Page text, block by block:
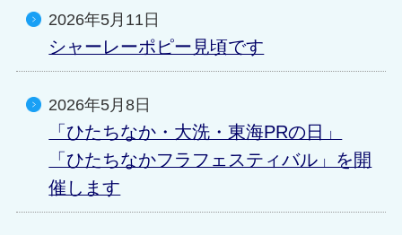
2026年5月11日
シャーレーポピー見頃です
2026年5月8日
「ひたちなか・大洗・東海PRの日」
「ひたちなかフラフェスティバル」を開
催します